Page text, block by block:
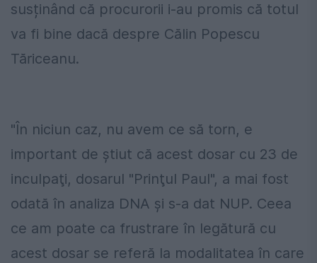
susținând că procurorii i-au promis că totul
va fi bine dacă despre Călin Popescu
Tăriceanu.
"În niciun caz, nu avem ce să torn, e
important de ştiut că acest dosar cu 23 de
inculpaţi, dosarul "Prinţul Paul", a mai fost
odată în analiza DNA şi s-a dat NUP. Ceea
ce am poate ca frustrare în legătură cu
acest dosar se referă la modalitatea în care